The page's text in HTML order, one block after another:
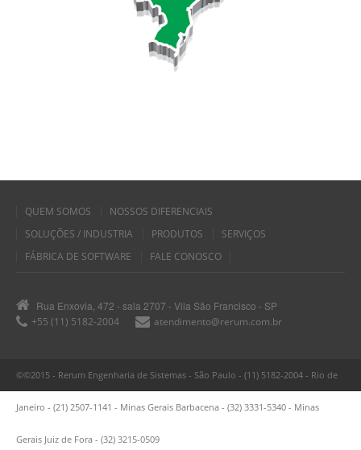
QUEM SOMOS
NOSSOS DIFERENCIAIS
SOLUÇÕES / INDUSTRIA
PRODUTOS
SERVIÇOS
FÁBRICA DE SOFTWARE
FALE CONOSCO
Rua Enxovia, 472 - sala 2707 - Vila São Francisco - SP
+55 (11) 5182-2004
atendimento@rerum.com.br
©©2015 - Rerum Engenharia de Sistemas - São Paulo - (11) 5182-2004 - Rio de
Janeiro - (21) 2507-1141 - Minas Gerais Barbacena - (32) 3331-5340 - Minas
Gerais Juiz de Fora - (32) 3215-0509